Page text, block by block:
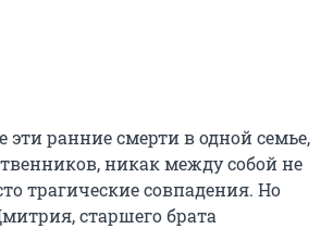
эти ранние смерти в одной семье,
никак между собой не
трагические совпадения. Но
старшего брата